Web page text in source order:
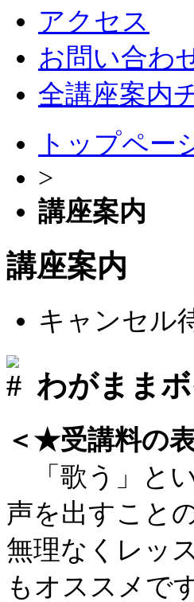
アクセス
お問い合わ
全講座案内
トップペー
>
講座案内
講座案内
キャンセル
わがまま
＜★受講料の
「歌う」と
声を出すこと
無理なくレッ
もオススメで